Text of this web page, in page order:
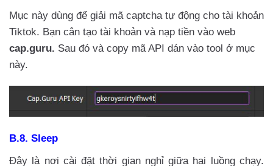
Mục này dùng để giải mã captcha tự động cho tài khoản
Tiktok. Bạn cân tạo tài khoản và nạp tiền vào web
cap.guru. Sau đó và copy mã API dán vào tool ở mục
này.
B.8. Sleep
Đây là nơi cài đặt thời gian nghỉ giữa hai luồng chạy.